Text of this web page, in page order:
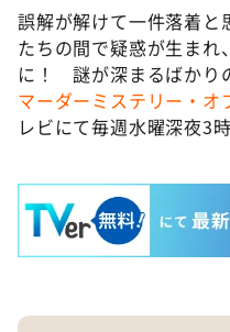
誤解が解けて一件落着と
たちの間で疑惑が生ま
に！ 謎が深まるばかり
マーダーミステリー・オ
レビにて毎週水曜深夜3